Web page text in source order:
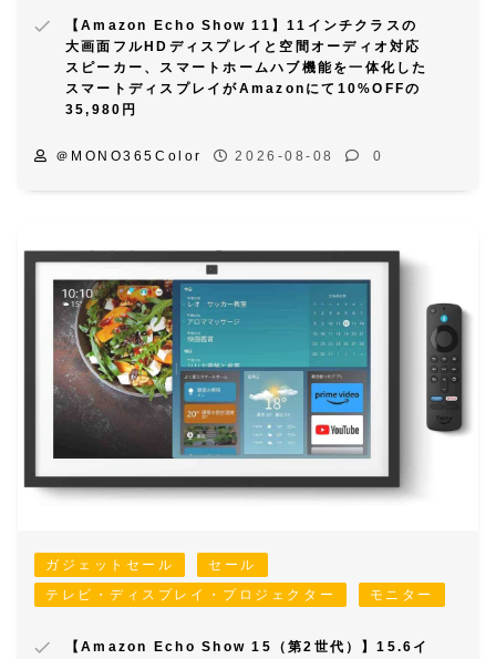
【Amazon Echo Show 11】11インチクラスの
大画面フルHDディスプレイと空間オーディオ対応
スピーカー、スマートホームハブ機能を一体化した
スマートディスプレイがAmazonにて10%OFFの
35,980円
＠MONO365Color 2026-08-08 0
ガジェットセール
セール
テレビ・ディスプレイ・プロジェクター
モニター
【Amazon Echo Show 15（第2世代）】15.6イ